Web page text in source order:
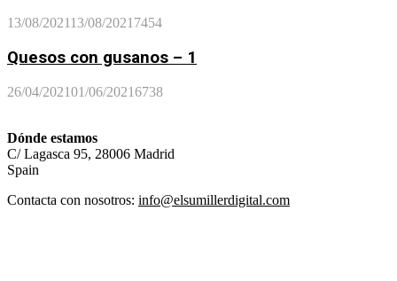
13/08/202113/08/20217454
Quesos con gusanos – 1
26/04/202101/06/20216738
Dónde estamos
C/ Lagasca 95, 28006 Madrid
Spain
Contacta con nosotros: info@elsumillerdigital.com